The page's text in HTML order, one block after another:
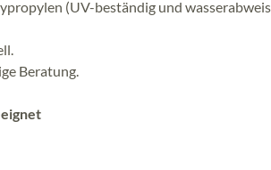
(UV-beständig und
Beratung.